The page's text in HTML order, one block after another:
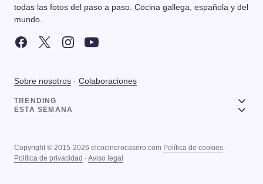
todas las fotos del paso a paso. Cocina gallega, española y del
mundo.
Sobre nosotros · Colaboraciones
TRENDING
ESTA SEMANA
Copyright © 2015-2026 elcocinerocasero.com Política de cookies ·
Política de privacidad · Aviso legal